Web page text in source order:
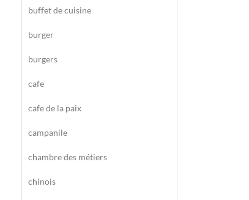
buffet de cuisine
burger
burgers
cafe
cafe de la paix
campanile
chambre des métiers
chinois